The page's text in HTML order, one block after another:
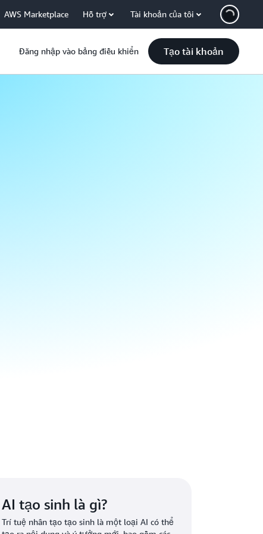
AWS Marketplace Hỗ trợ Tài khoản của tôi
Đăng nhập vào bảng điều khiển Tạo tài khoản
AI tạo sinh là gì?
Trí tuệ nhân tạo tạo sinh là một loại AI có thể